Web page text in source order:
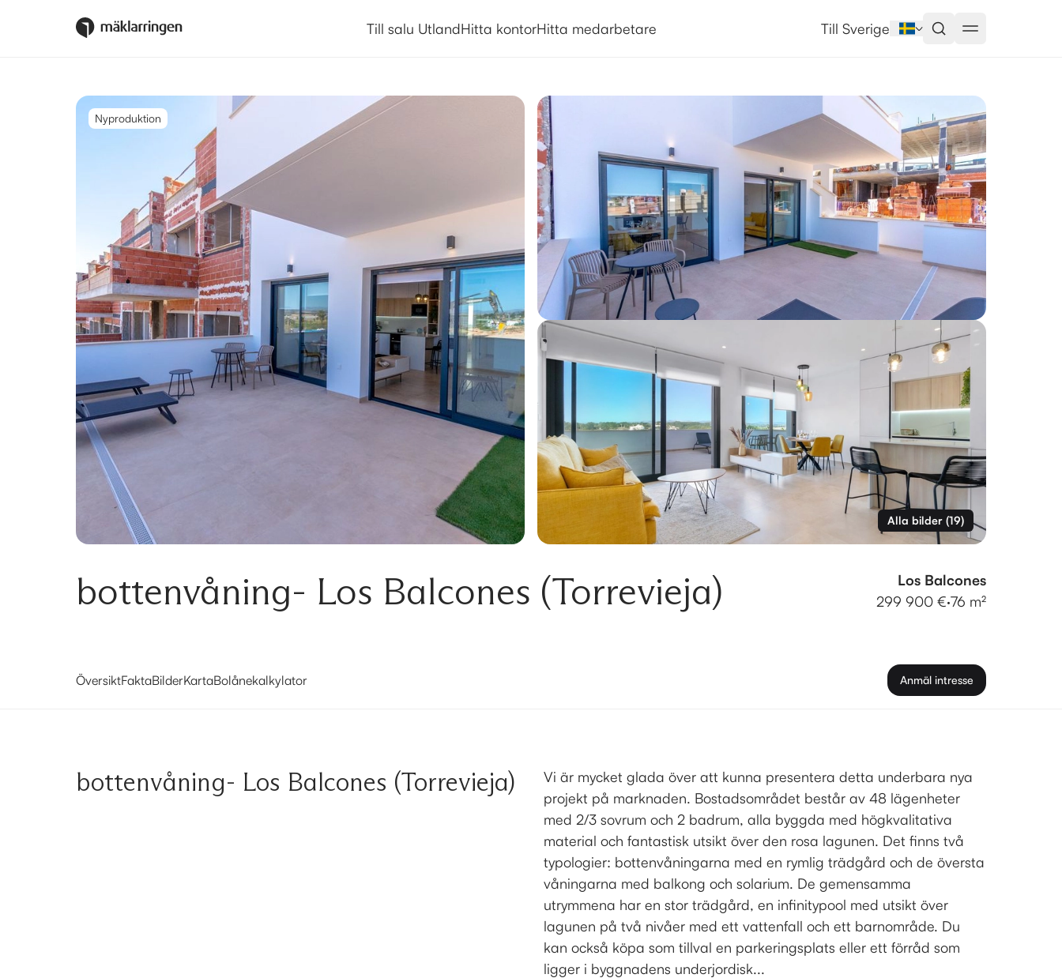
Till salu UtlandHitta kontorHitta medarbetare Till Sverige
Nyproduktion
Alla bilder(19)
bottenvåning- Los Balcones (Torrevieja)
Los Balcones
299 900 €·76 m²
ÖversiktFaktaBilderKartaBolånekalkylator Anmäl intresse
bottenvåning- Los Balcones (Torrevieja)
Vi är mycket glada över att kunna presentera detta underbara nya
projekt på marknaden. Bostadsområdet består av 48 lägenheter
med 2/3 sovrum och 2 badrum, alla byggda med högkvalitativa
material och fantastisk utsikt över den rosa lagunen. Det finns två
typologier: bottenvåningarna med en rymlig trädgård och de översta
våningarna med balkong och solarium. De gemensamma
utrymmena har en stor trädgård, en infinitypool med utsikt över
lagunen på två nivåer med ett vattenfall och ett barnområde. Du
kan också köpa som tillval en parkeringsplats eller ett förråd som
ligger i byggnadens underjordisk...